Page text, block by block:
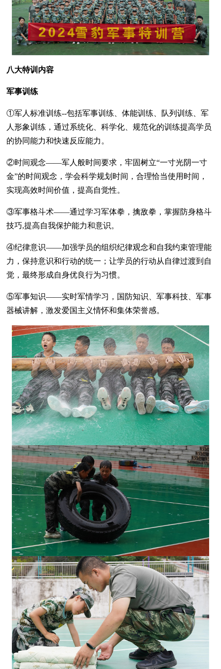
八大特训内容
军事训练
①军人标准训练--包括军事训练、体能训练、队列训练、军
人形象训练，通过系统化、科学化、规范化的训练提高学员
的协同能力和快速反应能力。
②时间观念——军人般时间要求，牢固树立“一寸光阴一寸
金”的时间观念，学会科学规划时间，合理恰当使用时间，
实现高效时间价值，提高自觉性。
③军事格斗术——通过学习军体拳，擒敌拳，掌握防身格斗
技巧,提高自我保护能力和意识。
④纪律意识——加强学员的组织纪律观念和自我约束管理能
力，保持意识和行动的统一；让学员的行动从自律过渡到自
觉，最终形成自身优良行为习惯。
⑤军事知识——实时军情学习，国防知识、军事科技、军事
器械讲解，激发爱国主义情怀和集体荣誉感。